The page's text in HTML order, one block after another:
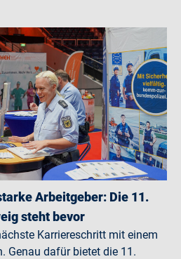
Arbeitgeber: Die 11.
steht bevor
Karriereschritt mit einem
Genau dafür bietet die 11.